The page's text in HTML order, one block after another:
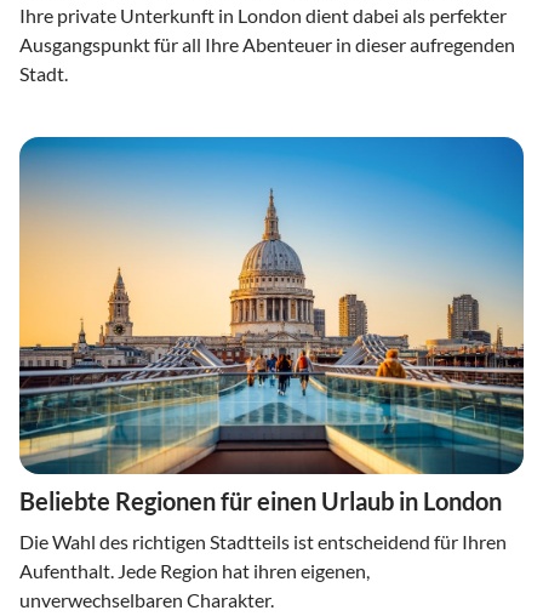
Ihre private Unterkunft in London dient dabei als perfekter
Ausgangspunkt für all Ihre Abenteuer in dieser aufregenden
Stadt.
Beliebte Regionen für einen Urlaub in London
Die Wahl des richtigen Stadtteils ist entscheidend für Ihren
Aufenthalt. Jede Region hat ihren eigenen,
unverwechselbaren Charakter.